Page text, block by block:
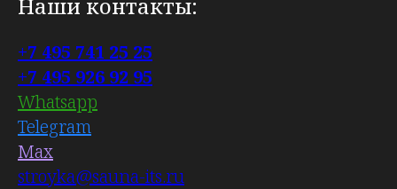
+7 495 741 25 25
+7 495 926 92 95
Whatsapp
Telegram
Max
stroyka@sauna-its.ru